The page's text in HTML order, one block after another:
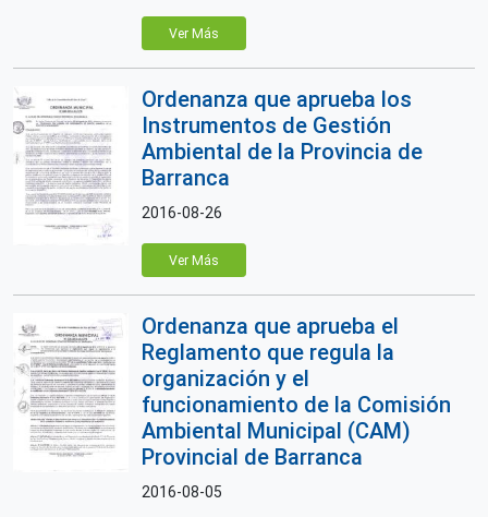
Ver Más
Ordenanza que aprueba los
Instrumentos de Gestión
Ambiental de la Provincia de
Barranca
2016-08-26
Ver Más
Ordenanza que aprueba el
Reglamento que regula la
organización y el
funcionamiento de la Comisión
Ambiental Municipal (CAM)
Provincial de Barranca
2016-08-05